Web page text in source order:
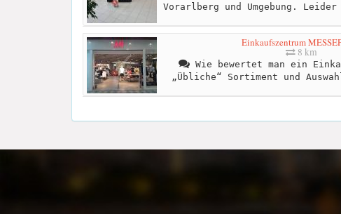
Vorarlberg und Umgebung.
Einkaufszentrum
8 km
Wie bewertet man ein
„Übliche“ Sortiment und